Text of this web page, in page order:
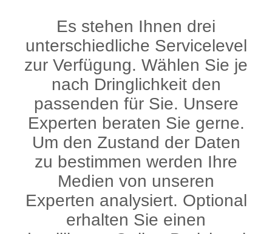
Es stehen Ihnen drei
unterschiedliche Servicelevel
zur Verfügung. Wählen Sie je
nach Dringlichkeit den
passenden für Sie. Unsere
Experten beraten Sie gerne.
Um den Zustand der Daten
zu bestimmen werden Ihre
Medien von unseren
Experten analysiert. Optional
erhalten Sie einen